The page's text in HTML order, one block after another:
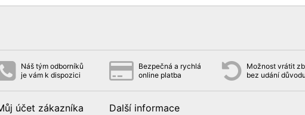
Náš tým odborníků
je vám k dispozici
Bezpečná a rychlá
online platba
Možnost vrátit
bez udání důvodu
účet zákazníka Další informace